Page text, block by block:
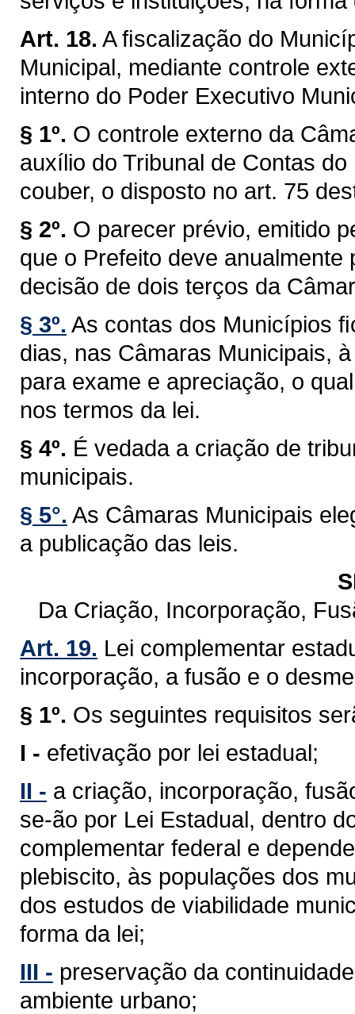
Art. 18. A ﬁscalização do
Municipal, mediante controle
interno do Poder Executivo
§ 1º. O controle externo da
auxílio do Tribunal de Contas
couber, o disposto no art. 75
§ 2º. O parecer prévio, emitido
que o Prefeito deve
decisão de dois terços da
§ 3º. As contas dos Municípios
dias, nas Câmaras Municipais,
para exame e apreciação, o
nos termos da lei.
§ 4º. É vedada a criação de
municipais.
§ 5°. As Câmaras Municipais
a publicação das leis.
Da Criação, Incorporação,
Art. 19. Lei complementar
incorporação, a fusão e o
§ 1º. Os seguintes requisitos
I - efetivação por lei estadual;
II - a criação, incorporação,
se-ão por Lei Estadual, dentro
complementar federal e
plebiscito, às populações dos
dos estudos de viabilidade
forma da lei;
III - preservação da
ambiente urbano;